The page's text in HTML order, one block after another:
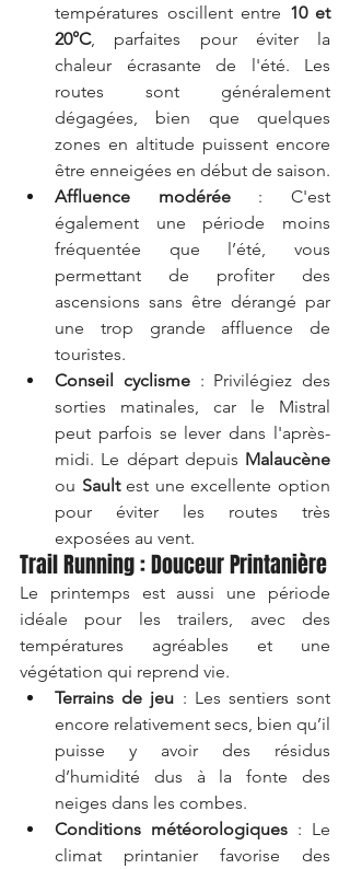
températures oscillent entre 10 et
20°C, parfaites pour éviter la
chaleur écrasante de l'été. Les
routes sont généralement
dégagées, bien que quelques
zones en altitude puissent encore
être enneigées en début de saison.
Affluence modérée : C'est
également une période moins
fréquentée que l’été, vous
permettant de profiter des
ascensions sans être dérangé par
une trop grande affluence de
touristes.
Conseil cyclisme : Privilégiez des
sorties matinales, car le Mistral
peut parfois se lever dans l'après-
midi. Le départ depuis Malaucène
ou Sault est une excellente option
pour éviter les routes très
exposées au vent.
Trail Running : Douceur Printanière
Le printemps est aussi une période
idéale pour les trailers, avec des
températures agréables et une
végétation qui reprend vie.
Terrains de jeu : Les sentiers sont
encore relativement secs, bien qu’il
puisse y avoir des résidus
d’humidité dus à la fonte des
neiges dans les combes.
Conditions météorologiques : Le
climat printanier favorise des